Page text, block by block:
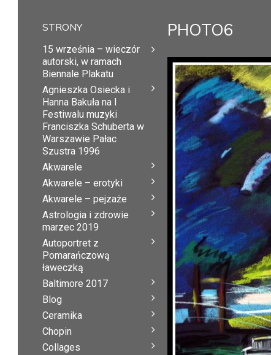
PHOTO6
STRONY
15 września – wieczór
autorski, w ramach
Biennale Plakatu
Agnieszka Osiecka i
Hanna Bakuła na I
Festiwalu muzyki
Franciszka Schuberta w
Warszawie Pałac
Szustra 1996
Akwarele
Akwarele – erotyki
Akwarele – pejzaże
Astrologia i zdrowie
marzec 2019
Autoportret z
Pomarańczową
ławeczką
Baltimore 2017
Blog
Ceramika
Chopin
Collages